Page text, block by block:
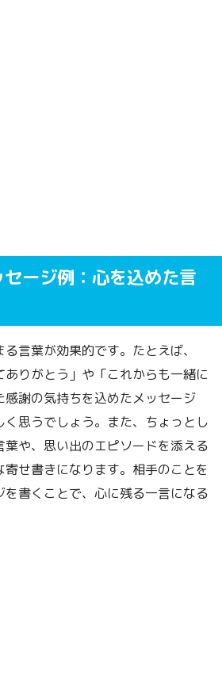
ージ例：心を込めた言
言葉が効果的です。たとえば、
ありがとう」や「これからも一緒に
謝の気持ちを込めたメッセージ
思うでしょう。また、ちょっとし
や、思い出のエピソードを添える
せ書きになります。相手のことを
書くことで、心に残る一言になる